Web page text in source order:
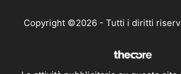
Copyright ©2026 - Tutti i diritti